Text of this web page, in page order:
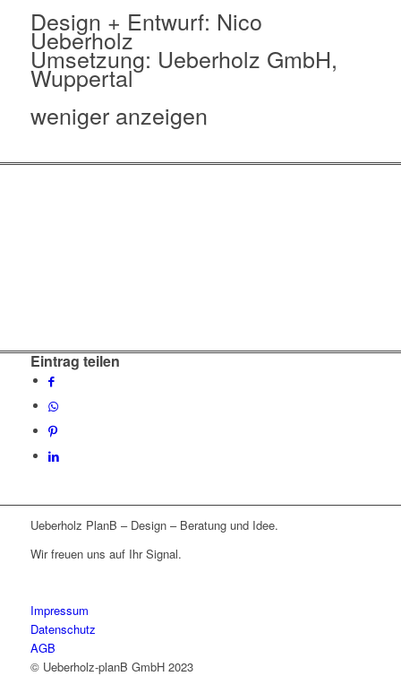
Design + Entwurf: Nico
Ueberholz
Umsetzung: Ueberholz GmbH,
Wuppertal
weniger anzeigen
Eintrag teilen
Ueberholz PlanB – Design – Beratung und Idee.
Wir freuen uns auf Ihr Signal.
Impressum
Datenschutz
AGB
© Ueberholz-planB GmbH 2023